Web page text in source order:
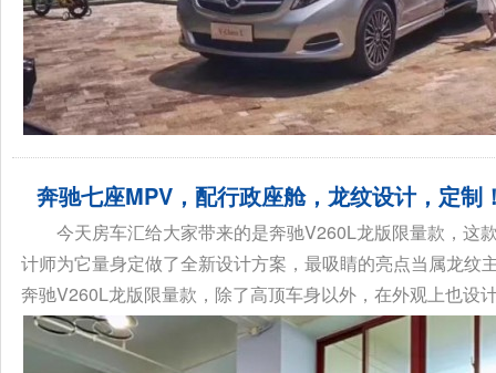
奔驰七座MPV，配行政座舱，龙纹设计，定制
今天房车汇给大家带来的是奔驰V260L龙版限量款，这
计师为它量身定做了全新设计方案，最吸睛的亮点当属龙
奔驰V260L龙版限量款，除了高顶车身以外，在外观上也设